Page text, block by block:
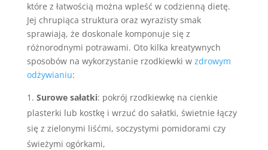
które z łatwością można wpleść w codzienną dietę.
Jej chrupiąca struktura oraz wyrazisty smak
sprawiają, że doskonale komponuje się z
różnorodnymi potrawami. Oto kilka kreatywnych
sposobów na wykorzystanie rzodkiewki w zdrowym
odżywianiu:
Surowe sałatki: pokrój rzodkiewkę na cienkie
plasterki lub kostkę i wrzuć do sałatki, świetnie łączy
się z zielonymi liśćmi, soczystymi pomidorami czy
świeżymi ogórkami,